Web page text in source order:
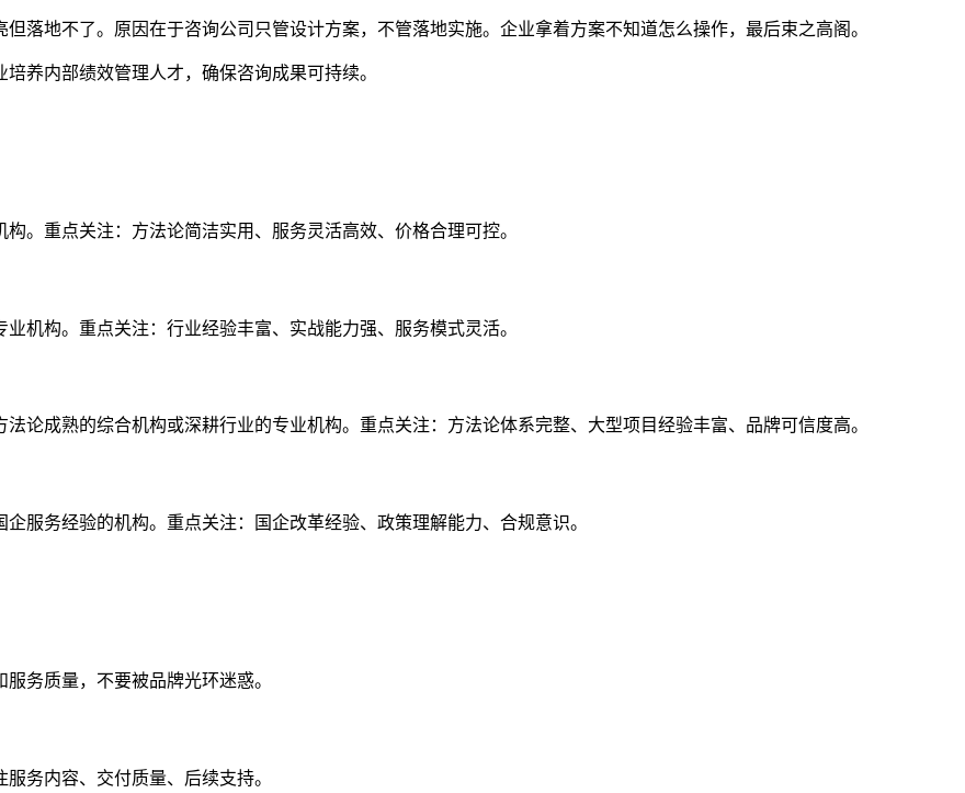
落地不了。原因在于咨询公司只管设计方案，不管落地实施。企业拿着方案不知道怎么操作，最后束之高阁。
养内部绩效管理人才，确保咨询成果可持续。
。重点关注：方法论简洁实用、服务灵活高效、价格合理可控。
机构。重点关注：行业经验丰富、实战能力强、服务模式灵活。
论成熟的综合机构或深耕行业的专业机构。重点关注：方法论体系完整、大型项目经验丰富、品牌可信度高。
服务经验的机构。重点关注：国企改革经验、政策理解能力、合规意识。
务质量，不要被品牌光环迷惑。
务内容、交付质量、后续支持。